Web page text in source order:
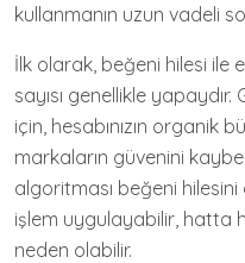
kullanmanın uzun vadeli
İlk olarak, beğeni hilesi ile
sayısı genellikle
için, hesabınızın organik
markaların güvenini
algoritması beğeni hilesini
işlem uygulayabilir, hatta
neden olabilir.